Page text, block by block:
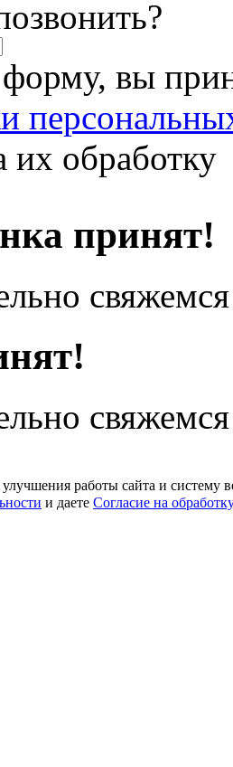
вы
их обработку
принят!
работы сайта и систему
и даете Согласие на